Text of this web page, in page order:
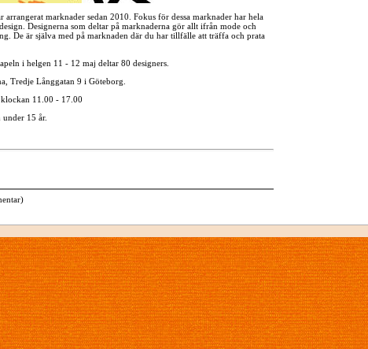
arrangerat marknader sedan 2010. Fokus för dessa marknader har hela
Designerna som deltar på marknaderna gör allt ifrån mode och
De är själva med på marknaden där du har tillfälle att träffa och prata
i helgen 11 - 12 maj deltar 80 designers.
Tredje Långgatan 9 i Göteborg.
11.00 - 17.00
15 år.